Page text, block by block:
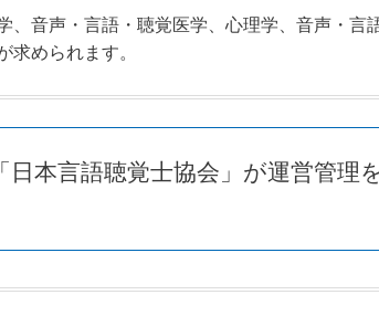
、音声・言語・聴覚医学、心理学、音声・言
求められます。
本言語聴覚士協会」が運営管理